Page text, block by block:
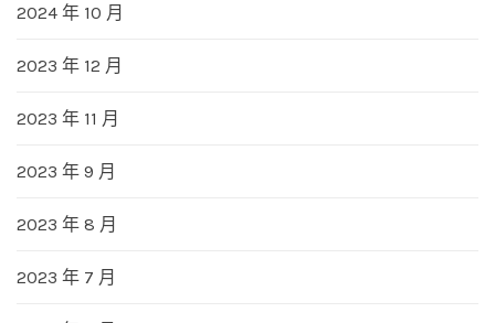
2024 年 10 月
2023 年 12 月
2023 年 11 月
2023 年 9 月
2023 年 8 月
2023 年 7 月